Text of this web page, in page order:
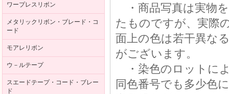
ワープレスリボン
メタリックリボン・ブレード・コ
ード
モアレリボン
ウ－ルテープ
スエードテープ・コード・ブレー
ド
・商品写真は実物
たものですが、実際
面上の色は若干異な
がございます。
・染色のロットに
同色番号でも多少色